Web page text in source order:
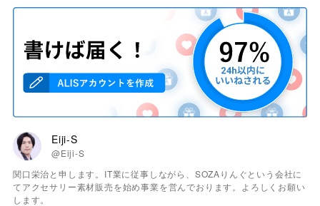
Eiji-S
@Eiji-S
関口栄治と申します。IT業に従事しながら、SOZAりんぐという会社に
てアクセサリー素材販売を始め事業を営んでおります。よろしくお願い
します。